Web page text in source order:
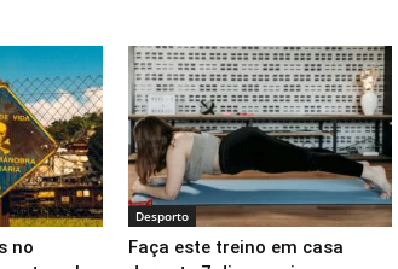
no
Desporto
Faça este treino em casa